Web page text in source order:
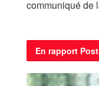
communiqué de
En rapport